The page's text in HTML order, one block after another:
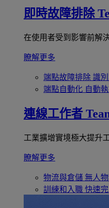
即時故障排除
在使用者受到影響前解
瞭解更多
端點故障排除 識
端點自動化 自動
連線工作者
工業擴增實境極大提升
瞭解更多
物流與倉儲 無人
訓練和入職 快速